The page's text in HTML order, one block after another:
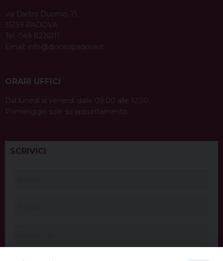
via Dietro Duomo, 15
35139 PADOVA
Tel. 049 8226111
Email: info@diocesipadova.it
ORARI UFFICI
Dal lunedì al venerdì dalle 09:00 alle 12:30.
Pomeriggio solo su appuntamento.
SCRIVICI